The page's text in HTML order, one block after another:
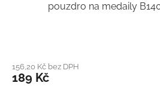
pouzdro na medaily
156,20 Kč bez DPH
189 Kč